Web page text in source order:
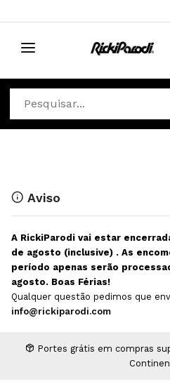
CABELO
Cosmética Capilar
Equipamentos
Escovas e Pente
Extensões
MAN WORLD -
Depilação
Descartáveis
Diversos Estética
Equipamentos
Maquilhagem
Aviso
A RickiParodi vai estar
de agosto (inclusive) . As
período apenas serão
agosto. Boas Férias!
Qualquer questão pedimos que
info@rickiparodi.com
Portes grátis em compras